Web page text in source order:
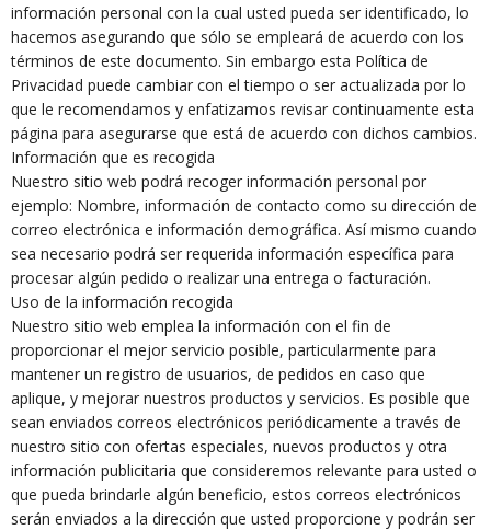
información personal con la cual usted pueda ser identificado, lo
hacemos asegurando que sólo se empleará de acuerdo con los
términos de este documento. Sin embargo esta Política de
Privacidad puede cambiar con el tiempo o ser actualizada por lo
que le recomendamos y enfatizamos revisar continuamente esta
página para asegurarse que está de acuerdo con dichos cambios.
Información que es recogida
Nuestro sitio web podrá recoger información personal por
ejemplo: Nombre, información de contacto como su dirección de
correo electrónica e información demográfica. Así mismo cuando
sea necesario podrá ser requerida información específica para
procesar algún pedido o realizar una entrega o facturación.
Uso de la información recogida
Nuestro sitio web emplea la información con el fin de
proporcionar el mejor servicio posible, particularmente para
mantener un registro de usuarios, de pedidos en caso que
aplique, y mejorar nuestros productos y servicios. Es posible que
sean enviados correos electrónicos periódicamente a través de
nuestro sitio con ofertas especiales, nuevos productos y otra
información publicitaria que consideremos relevante para usted o
que pueda brindarle algún beneficio, estos correos electrónicos
serán enviados a la dirección que usted proporcione y podrán ser